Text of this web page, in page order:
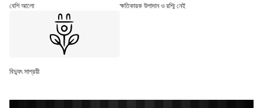
বেশি আলো ক্ষতিকারক উপাদান ও রশ্মি নেই
বিদ্যুৎ সাশ্রয়ী